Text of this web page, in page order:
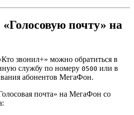
почту» на
звонил+» можно обратиться в
службу по номеру 0500 или в
абонентов МегаФон.
почта» на МегаФон со